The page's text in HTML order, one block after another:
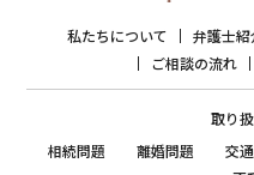
私たちについて 弁護士紹
ご相談の流れ
取り
相続問題
離婚問題 交